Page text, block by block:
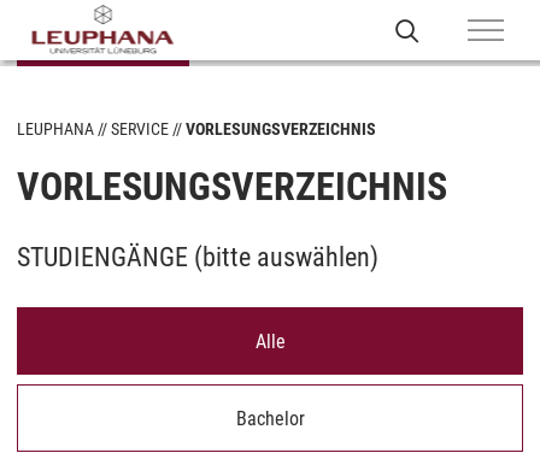
LEUPHANA SERVICE VORLESUNGSVERZEICHNIS
VORLESUNGSVERZEICHNIS
STUDIENGÄNGE (bitte auswählen)
Alle
Bachelor